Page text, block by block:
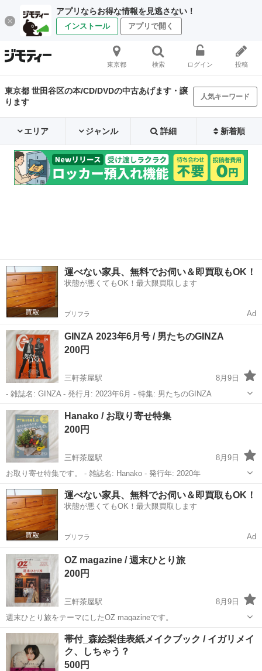
アプリならお得な情報を見逃さない！
インストール アプリで開く
東京都 検索 ログイン 投稿
東京都 世田谷区の本/CD/DVDの中古あげます・譲
ります
人気キーワード
エリア ジャンル 詳細 新着順
運べない家具、無料でお伺い＆即買取もOK！
状態が悪くてもOK！最大限買取します
プリフラ Ad
GINZA 2023年6月号 / 男たちのGINZA
200円
三軒茶屋駅
8月9日
- 雑誌名: GINZA - 発行月: 2023年6月 - 特集: 男たちのGINZA
東京 世田谷区 三軒茶屋駅 雑誌
Hanako / お取り寄せ特集
200円
三軒茶屋駅
8月9日
お取り寄せ特集です。 - 雑誌名: Hanako - 発行年: 2020年
東京 世田谷区 三軒茶屋駅 雑誌 Hanako
運べない家具、無料でお伺い＆即買取もOK！
状態が悪くてもOK！最大限買取します
プリフラ Ad
OZ magazine / 週末ひとり旅
200円
三軒茶屋駅
8月9日
週末ひとり旅をテーマにしたOZ magazineです。
東京 世田谷区 三軒茶屋駅 雑誌
帯付_森絵梨佳表紙メイクブック / イガリメイ
ク、しちゃう？
500円